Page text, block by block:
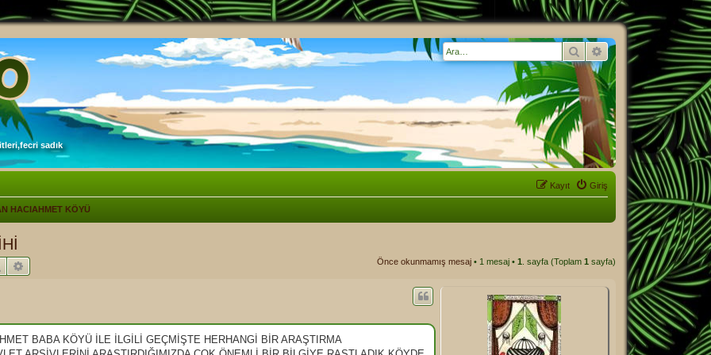
sadık
Ara Gelişmiş arama
Giriş
Kayıt
HACIAHMET KÖYÜ
Ara Önce okunmamış mesaj • 1 mesaj • 1 . sayfa (Toplam 1 sayfa)
BABA KÖYÜ İLE İLGİLİ GEÇMİŞTE HERHANGİ BİR ARAŞTIRMA